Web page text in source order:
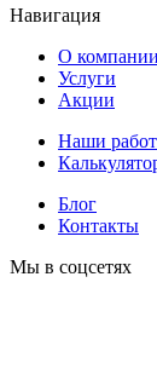
Навигация
О компании
Услуги
Акции
Наши
Блог
Контакты
Мы в соцсетях